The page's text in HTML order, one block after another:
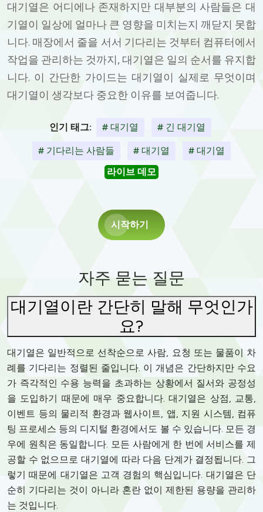
대기열은 어디에나 존재하지만 대부분의 사람들은 대
기열이 일상에 얼마나 큰 영향을 미치는지 깨닫지 못합
니다. 매장에서 줄을 서서 기다리는 것부터 컴퓨터에서
작업을 관리하는 것까지, 대기열은 일의 순서를 유지합
니다. 이 간단한 가이드는 대기열이 실제로 무엇이며
대기열이 생각보다 중요한 이유를 보여줍니다.
인기 태그: # 대기열 # 긴 대기열
# 기다리는 사람들 # 대기열
# 대기열
라이브 데모
시작하기
자주 묻는 질문
대기열이란 간단히 말해 무엇인가
요?
대기열은 일반적으로 선착순으로 사람, 요청 또는 물품이 차
례를 기다리는 정렬된 줄입니다. 이 개념은 간단하지만 수요
가 즉각적인 수용 능력을 초과하는 상황에서 질서와 공정성
을 도입하기 때문에 매우 중요합니다. 대기열은 상점, 교통,
이벤트 등의 물리적 환경과 웹사이트, 앱, 지원 시스템, 컴퓨
팅 프로세스 등의 디지털 환경에서도 볼 수 있습니다. 모든 경
우에 원칙은 동일합니다. 모든 사람에게 한 번에 서비스를 제
공할 수 없으므로 대기열에 따라 다음 단계가 결정됩니다. 그
렇기 때문에 대기열은 고객 경험의 핵심입니다. 대기열은 단
순히 기다리는 것이 아니라 혼란 없이 제한된 용량을 관리하
는 것입니다.